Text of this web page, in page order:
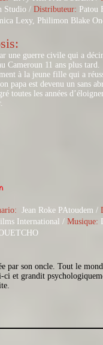
Studio / Distributeur: Patou
Lexy, Philimon Blake
une guerre civile qui a
Cameroun 11 ans plus tard.
à la jeune fille qui a
papa est devenu un sans
toutes les années
Jean Roke PAtoudem /
International / Musique:
par son oncle. Tout le
ci et grandit